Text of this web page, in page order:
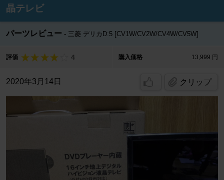
晶テレビ
パーツレビュー 三菱 デリカD:5 [CV1W/CV2W/CV4W/CV5W]
評価 4 購入価格 13,999 円
2020年3月14日 クリップ